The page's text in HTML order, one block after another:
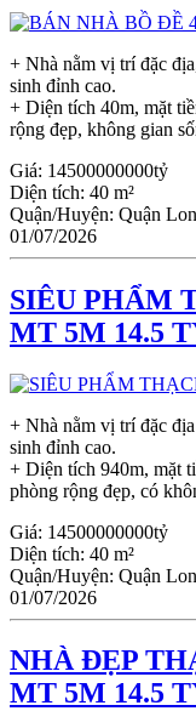
+ Nhà nằm vị trí đặc
sinh đỉnh cao.
+ Diện tích 40m, mặt
rộng đẹp, không gian
Giá: 14500000000tỷ
Diện tích: 40 m²
Quận/Huyện: Quận
01/07/2026
SIÊU PHẨM
MT 5M 14.5
+ Nhà nằm vị trí đặc
sinh đỉnh cao.
+ Diện tích 940m, mặt
phòng rộng đẹp, có
Giá: 14500000000tỷ
Diện tích: 40 m²
Quận/Huyện: Quận
01/07/2026
NHÀ ĐẸP
MT 5M 14.5